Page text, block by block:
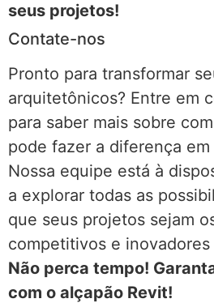
seus projetos!
Contate-nos
Pronto para transformar
arquitetônicos? Entre em
para saber mais sobre
pode fazer a diferença em
Nossa equipe está à
a explorar todas as
que seus projetos sejam
competitivos e inovadores
Não perca tempo!
com o alçapão Revit!